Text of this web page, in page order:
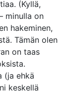
(Kyllä,
minulla on
hakeminen,
Tämän olen
on taas
(ja ehkä
keskellä